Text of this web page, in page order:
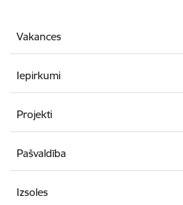
Vakances
Iepirkumi
Projekti
Pašvaldība
Izsoles